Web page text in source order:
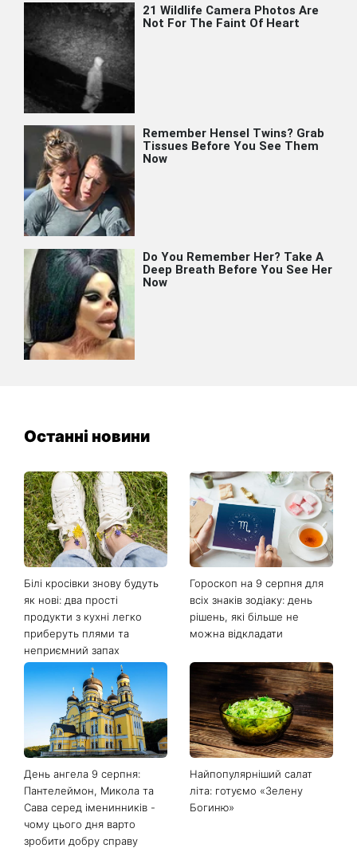
Останні новини
Білі кросівки знову будуть
як нові: два прості
продукти з кухні легко
приберуть плями та
неприємний запах
Гороскоп на 9 серпня для
всіх знаків зодіаку: день
рішень, які більше не
можна відкладати
День ангела 9 серпня:
Пантелеймон, Микола та
Сава серед іменинників -
чому цього дня варто
зробити добру справу
Найпопулярніший салат
літа: готуємо «Зелену
Богиню»